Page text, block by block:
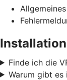
Allgemeines
Finde ich die
Warum gibt es